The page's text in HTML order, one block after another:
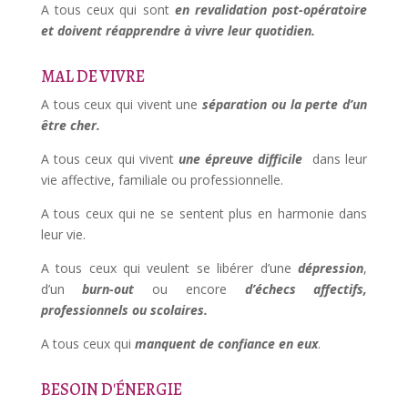
A tous ceux qui sont en revalidation post-opératoire
et doivent réapprendre à vivre leur quotidien.
MAL DE VIVRE
A tous ceux qui vivent uneséparation ou la perte d’un
être cher.
A tous ceux qui vivent une épreuve difficile dans leur
vie affective, familiale ou professionnelle.
A tous ceux qui ne se sentent plus en harmonie dans
leur vie.
A tous ceux qui veulent se libérer d’unedépression,
d’unburn-out ou encore d’échecs affectifs,
professionnels ou scolaires.
A tous ceux qui manquent de confiance en eux.
BESOIN D'ÉNERGIE